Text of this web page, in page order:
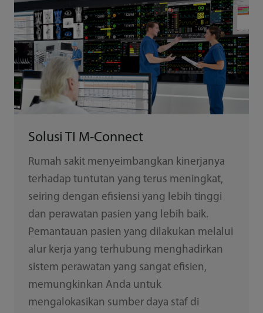
Solusi TI M-Connect
Rumah sakit menyeimbangkan kinerjanya
terhadap tuntutan yang terus meningkat,
seiring dengan efisiensi yang lebih tinggi
dan perawatan pasien yang lebih baik.
Pemantauan pasien yang dilakukan melalui
alur kerja yang terhubung menghadirkan
sistem perawatan yang sangat efisien,
memungkinkan Anda untuk
mengalokasikan sumber daya staf di